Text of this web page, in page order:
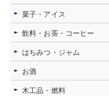
菓子・アイス
飲料・お茶・コーヒー
はちみつ・ジャム
お酒
木工品・燃料